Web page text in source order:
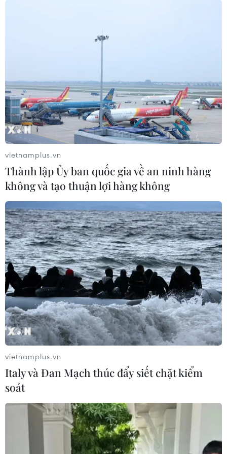
Xem thêm
Tổng Biên tập: TRẦN TIẾN DUẨN
Phó Tổng Biên tập: NGUYỄN THỊ TÁM, KHÚC THANH
THỦY
Sở hữu trí tuệ
Quy định sử dụng
RSS
Hỗ trợ
Ngôn ngữ
TTXVN
Dịch vụ tin
Quảng cáo
Liên hệ
cấp ngày 11/9/2008.
Quảng cáo: Phó TBT Nguyễn Thị Tám: 093.5958688, Email:
tamvna@gmail.com
Điện thoại: (024) 39411349 - (024) 39411348, Fax: (024)
vietnamplus.vn
Thành lập Ủy ban quốc gia về an ninh hàng
không và tạo thuận lợi hàng không
vietnamplus.vn
Italy và Đan Mạch thúc đẩy siết chặt kiểm
soát